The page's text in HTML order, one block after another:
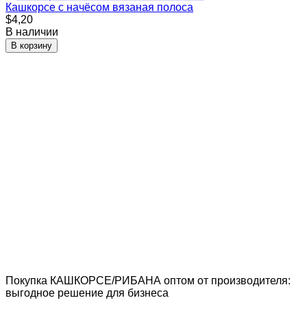
Кашкорсе с начёсом вязаная полоса
$4,20
В наличии
В корзину
Покупка КАШКОРСЕ/РИБАНА оптом от производителя:
выгодное решение для бизнеса